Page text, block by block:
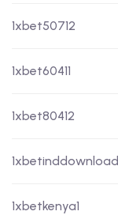
1xbet50712
1xbet60411
1xbet80412
1xbetkenya1